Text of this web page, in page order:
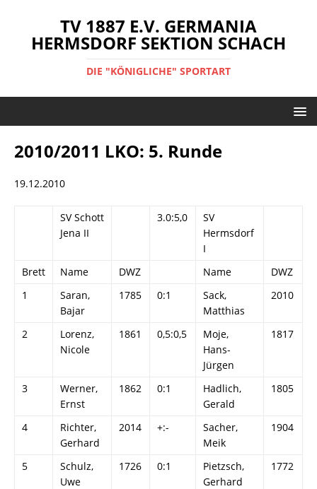
TV 1887 E.V. GERMANIA
HERMSDORF SEKTION SCHACH
DIE "KÖNIGLICHE" SPORTART
2010/2011 LKO: 5. Runde
19.12.2010
SV Schott
Jena II
3.0:5,0
SV
Hermsdorf
I
Brett
Name DWZ Name
DWZ
1
Saran,
Bajar
1785 0:1
Sack,
Matthias
2010
2
Lorenz,
Nicole
1861 0,5:0,5
Moje,
Hans-
Jürgen
1817
3
Werner,
Ernst
1862 0:1
Hadlich,
Gerald
1805
4
Richter,
Gerhard
2014 +:-
Sacher,
Meik
1904
5
Schulz,
Uwe
1726 0:1
Pietzsch,
Gerhard
1772